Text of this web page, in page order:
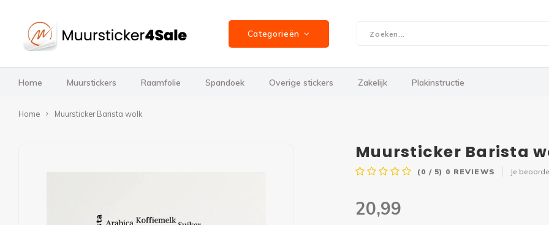
Categorieën
Home Muurstickers Raamfolie Spandoek Overige stickers Zakelijk Plakinstructie
Home Muursticker Barista wolk
Muursticker Barista
(0 / 5) 0 REVIEWS Je
20,99